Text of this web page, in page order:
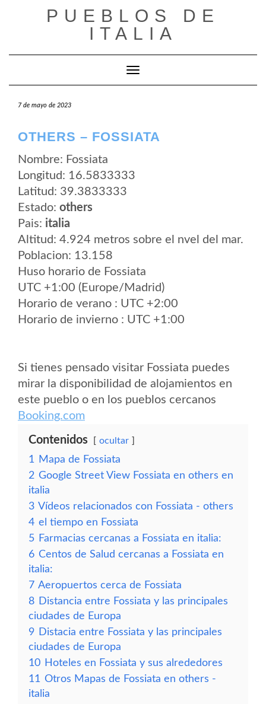
PUEBLOS DE
ITALIA
Cambiar modo de navegación
7 de mayo de 2023
OTHERS – FOSSIATA
Nombre: Fossiata
Longitud: 16.5833333
Latitud: 39.3833333
Estado: others
Pais: italia
Altitud: 4.924 metros sobre el nvel del mar.
Poblacion: 13.158
Huso horario de Fossiata
UTC +1:00 (Europe/Madrid)
Horario de verano : UTC +2:00
Horario de invierno : UTC +1:00
Si tienes pensado visitar Fossiata puedes
mirar la disponibilidad de alojamientos en
este pueblo o en los pueblos cercanos
Booking.com
Contenidos ocultar
1
Mapa de Fossiata
2 Google Street View Fossiata en others en
italia
3 Vídeos relacionados con Fossiata - others
4 el tiempo en Fossiata
5 Farmacias cercanas a Fossiata en italia:
6 Centos de Salud cercanas a Fossiata en
italia:
7 Aeropuertos cerca de Fossiata
8 Distancia entre Fossiata y las principales
ciudades de Europa
9 Distacia entre Fossiata y las principales
ciudades de Europa
10 Hoteles en Fossiata y sus alrededores
11 Otros Mapas de Fossiata en others -
italia